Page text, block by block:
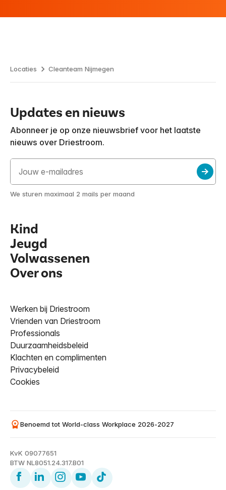
Locaties Cleanteam Nijmegen
Updates en nieuws
Abonneer je op onze nieuwsbrief voor het laatste
nieuws over Driestroom.
We sturen maximaal 2 mails per maand
Kind
Jeugd
Volwassenen
Over ons
Werken bij Driestroom
Vrienden van Driestroom
Professionals
Duurzaamheidsbeleid
Klachten en complimenten
Privacybeleid
Cookies
Benoemd tot World-class Workplace 2026-2027
KvK 09077651
BTW NL8051.24.317.B01